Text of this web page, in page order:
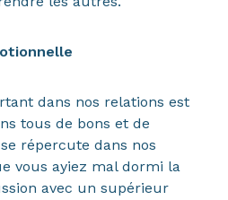
dans nos relations est
tous de bons et de
répercute dans nos
vous ayiez mal dormi la
avec un supérieur